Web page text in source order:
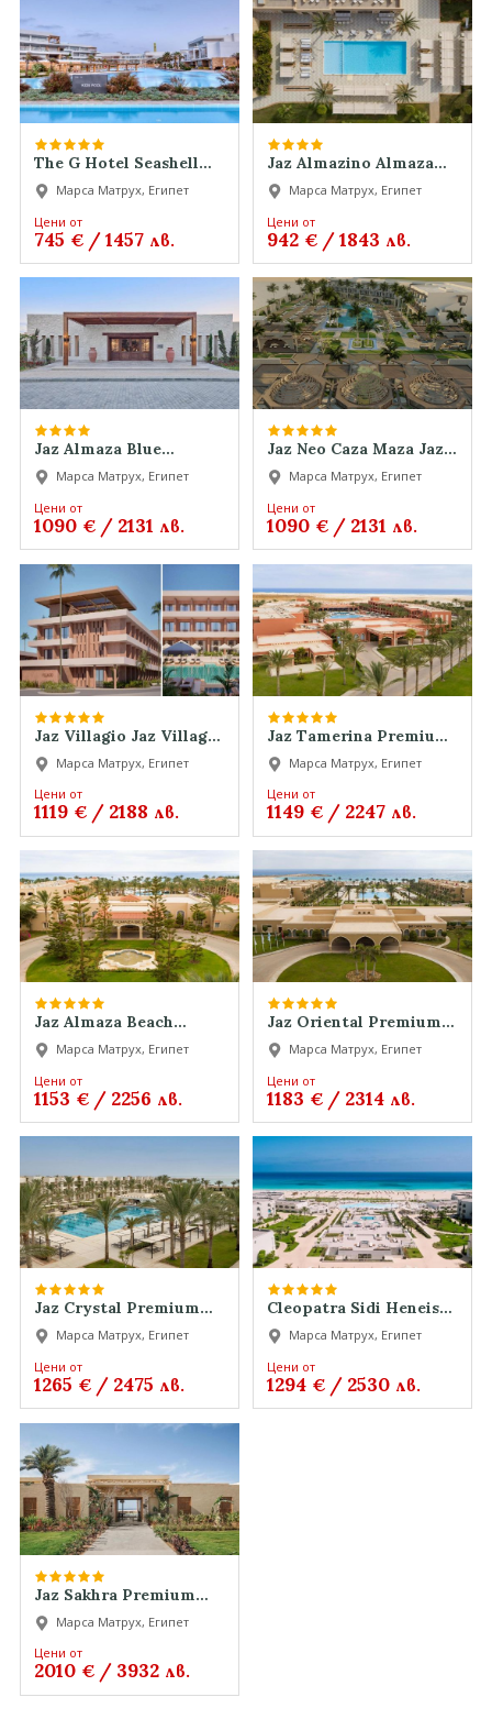
The G Hotel Seashell
The G Hotel Seashell
The G Hotel Seashell
Марса Матрух, Египет
Цени от
745 €/1457 лв.
Jaz Almazino Almaza
Bay Superior Jaz
Almazino Almaza Bay
Superior Jaz Almazino
Almaza Bay Superior
Марса Матрух, Египет
Цени от
942 € /1843 лв.
Jaz Almaza Blue
Premium Jaz Almaza
Blue Premium Jaz
Almaza Blue Premium
Марса Матрух, Египет
Цени от
1090 €/ 2131 лв.
Jaz Neo Caza Maza Jaz
Neo Caza Maza Jaz Neo
Caza Maza
Марса Матрух, Египет
Цени от
1090 € / 2131 лв.
Jaz Villagio Jaz Villagio
Jaz Villagio
Марса Матрух, Египет
Цени от
1119 €/ 2188 лв.
Jaz Tamerina Premium
Jaz Tamerina Premium
Jaz Tamerina Premium
Марса Матрух, Египет
Цени от
1149 € / 2247 лв.
Jaz Almaza Beach
Premium Jaz Almaza
Beach Premium Jaz
Almaza Beach Premium
Марса Матрух, Египет
Цени от
1153 €/ 2256 лв.
Jaz Oriental Premium
Jaz Oriental Premium
Jaz Oriental Premium
Марса Матрух, Египет
Цени от
1183 € / 2314 лв.
Jaz Crystal Premium
Jaz Crystal Premium
Jaz Crystal Premium
Марса Матрух, Египет
Цени от
1265 €/ 2475 лв.
Cleopatra Sidi Heneish
Premium Cleopatra
Sidi Heneish Premium
Cleopatra Sidi Heneish
Premium
Марса Матрух, Египет
Цени от
1294 € / 2530 лв.
Jaz Sakhra Premium
Jaz Sakhra Premium
Jaz Sakhra Premium
Марса Матрух, Египет
Цени от
2010 €/ 3932 лв.